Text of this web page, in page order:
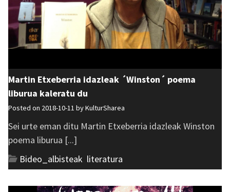
Martin Etxeberria idazleak ´Winston´ poema
liburua kaleratu du
Posted on 2018-10-11 byKulturSharea
Sei urte eman ditu Martin Etxeberria idazleak Winston
poema liburua [...]
Bideo_albisteak literatura